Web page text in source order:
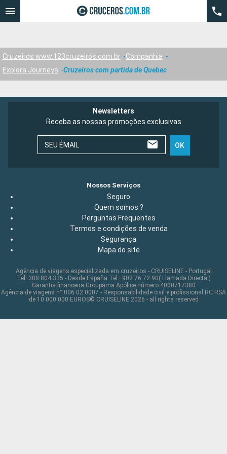
Cruzeiros www.123cruzeiros.com.br
Companhia
Explora Journeys
Cruzeiros com partida de Quebec
Newsletters
Receba as nossas promoções exclusivas
SEU ÉMAIL OK
Nossos Serviços
Seguro
Quem somos ?
Perguntas Frequentes
Termos e condições de venda
Segurança
Mapa do site
Agência de viagens especializada em cruzeiros - CRUISELINE - Portugal
Tel: 308 804 335 - Desde España Tel : 902 76 72 90( Llamada Directa )
Garantia financeira Groupama Apólice número 4000717380
Agência de viagens n° 006 02 0007 - Responsabilidade civil e profissional RC RSA
de 10 000 000 EUROS© CRUISELINE 2026 - all rights reserved